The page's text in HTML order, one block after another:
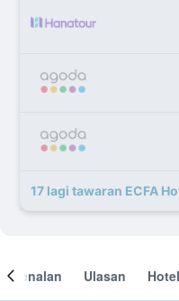
17 lagi tawaran ECFA
Ulasan